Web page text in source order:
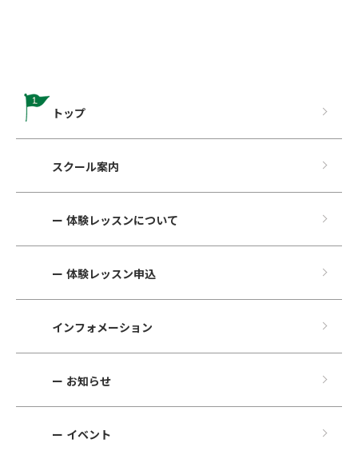
トップ
スクール案内
ー 体験レッスンについて
ー 体験レッスン申込
インフォメーション
ー お知らせ
ー イベント